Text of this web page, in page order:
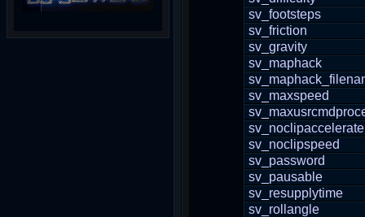
sv_footsteps
sv_friction
sv_gravity
sv_maphack
sv_maxspeed
sv_noclipaccelerate
sv_noclipspeed
sv_password
sv_pausable
sv_resupplytime
sv_rollangle